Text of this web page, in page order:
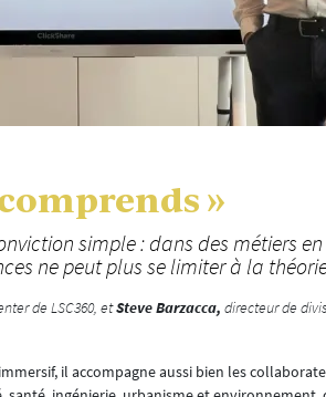
»
simple : dans des métiers
ne peut plus se limiter à la
de LSC360, etSteve Barzacca, directeur de
il accompagne aussi bien les